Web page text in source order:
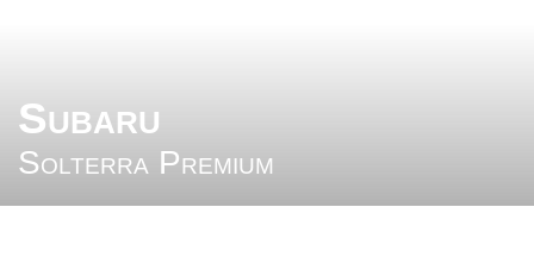
Subaru
Solterra Premium